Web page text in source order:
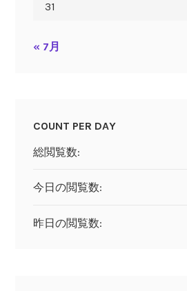
31
« 7月
COUNT PER DAY
総閲覧数:
今日の閲覧数:
昨日の閲覧数: